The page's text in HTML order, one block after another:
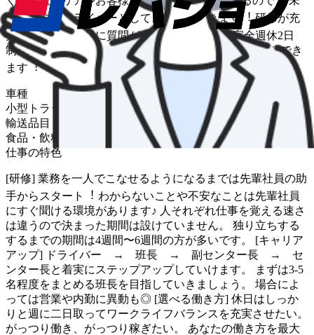
経験の⽅もドライバーとしてスタートできます︕ 研修が充
実しており、気軽に質問ができる環境です︕ 完全週休2⽇
制、隔週休2⽇制でライフスタイルに合わせた働き⽅ができ
ます︕
車種
小型トラック
輸送品目
食品・飲料・菓子
仕事の特色
[研修] 業務を⼀⼈でこなせるようになるまでは先輩社員の助
⼿からスタート︕ わからないことや不安なことは先輩社員
にすぐ聞ける環境があります♪ ⼈それぞれ仕事を覚える速さ
は違うので決まった期間は設けていません。 独り⽴ちする
するまでの期間は4週間〜6週間の⽅が多いです。 [キャリア
アップ] ドライバー → 班⻑ → 副センター⻑ → セ
ンター⻑と着実にステップアップしていけます。 まずは3-5
名程度をまとめる班⻑を⽬指していきましょう。 場合によ
っては営業や内勤に異動も◎ [選べる働き⽅] 休⽇はしっか
りと週に⼆⽇取ってワークライフバランスを充実させたい。
がっつり働き、がっつり稼ぎたい。 あなたの働き⽅を最⼤